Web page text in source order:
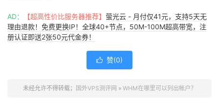
AD： 【超高性价比服务器推荐】 萤光云 - 月付仅41元，支持5天无
理由退款！免费更换IP！全球40+节点，50M-100M超高带宽，注
册认证即送2张50元代金券！
 赞(0)
未经允许不得转载； 国外VPS测评网 » WHM在哪里可以列出帐户？